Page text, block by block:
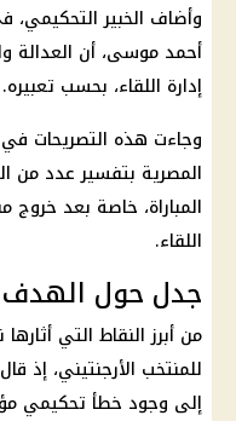
وأضاف الخبير التحكيمي،
أحمد موسى، أن العدالة
إدارة اللقاء، بحسب تعبيره.
وجاءت هذه التصريحات في
المصرية بتفسير عدد من
المباراة، خاصة بعد
اللقاء.
جدل حول الهدف
من أبرز النقاط التي
للمنتخب الأرجنتيني، إذ
إلى وجود خطأ تحكيمي